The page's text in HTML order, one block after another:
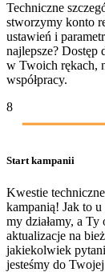
Techniczne
stworzymy konto
ustawień i
najlepsze? Dostęp
w Twoich rękach,
współpracy.
8
Start kampanii
Kwestie
kampanią! Jak to
my działamy, a
aktualizacje na
jakiekolwiek
jesteśmy do